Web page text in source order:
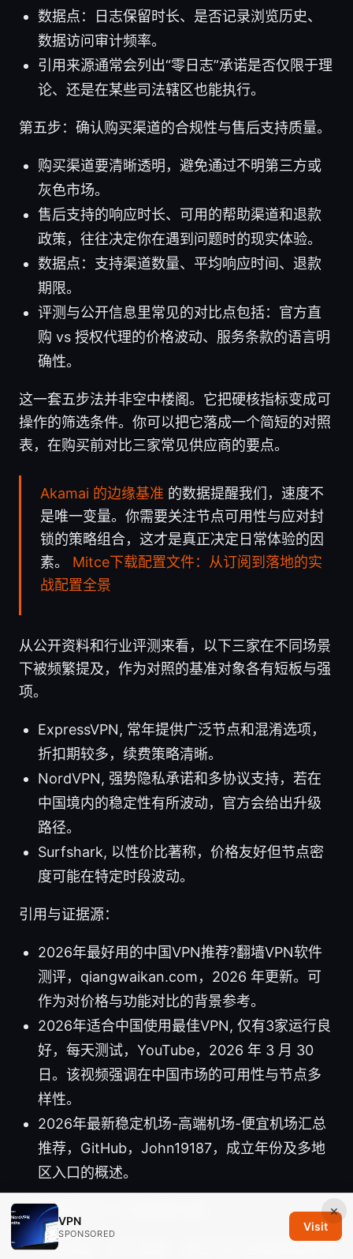
数据点：日志保留时长、是否记录浏览历史、
数据访问审计频率。
引用来源通常会列出“零日志”承诺是否仅限于理
论、还是在某些司法辖区也能执行。
第五步：确认购买渠道的合规性与售后支持质量。
购买渠道要清晰透明，避免通过不明第三方或
灰色市场。
售后支持的响应时长、可用的帮助渠道和退款
政策，往往决定你在遇到问题时的现实体验。
数据点：支持渠道数量、平均响应时间、退款
期限。
评测与公开信息里常见的对比点包括：官方直
购 vs 授权代理的价格波动、服务条款的语言明
确性。
这一套五步法并非空中楼阁。它把硬核指标变成可
操作的筛选条件。你可以把它落成一个简短的对照
表，在购买前对比三家常见供应商的要点。
Akamai 的边缘基准 的数据提醒我们，速度不
是唯一变量。你需要关注节点可用性与应对封
锁的策略组合，这才是真正决定日常体验的因
素。 Mitce下载配置文件：从订阅到落地的实
战配置全景
从公开资料和行业评测来看，以下三家在不同场景
下被频繁提及，作为对照的基准对象各有短板与强
项。
ExpressVPN, 常年提供广泛节点和混淆选项，
折扣期较多，续费策略清晰。
NordVPN, 强势隐私承诺和多协议支持，若在
中国境内的稳定性有所波动，官方会给出升级
路径。
Surfshark, 以性价比著称，价格友好但节点密
度可能在特定时段波动。
引用与证据源：
2026年最好用的中国VPN推荐?翻墙VPN软件
测评，qiangwaikan.com，2026 年更新。可
作为对价格与功能对比的背景参考。
2026年适合中国使用最佳VPN, 仅有3家运行良
好，每天测试，YouTube，2026 年 3 月 30
日。该视频强调在中国市场的可用性与节点多
样性。
2026年最新稳定机场-高端机场-便宜机场汇总
推荐，GitHub，John19187，成立年份及多地
区入口的概述。
关键数字汇总（以便快速扫描）
节点覆盖：60个国家、超过5400台服务器的说
×
VPN
SPONSORED
Visit